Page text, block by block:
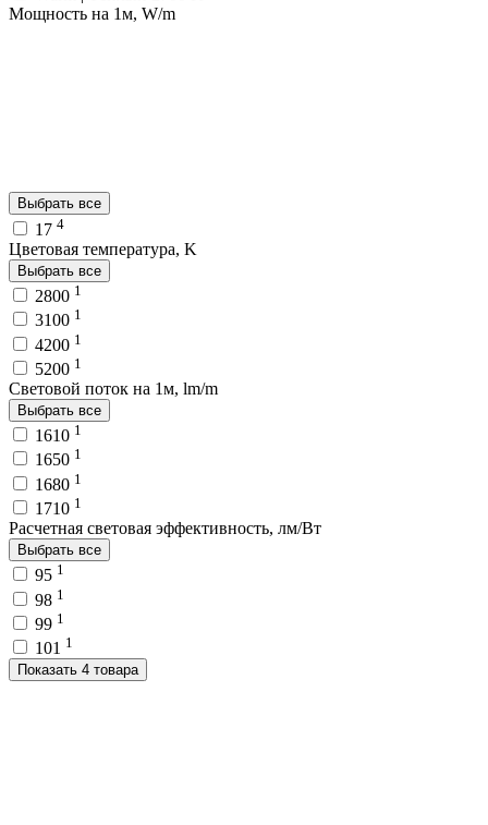
Мощность на 1м, W/m
Выбрать все
17 4
Цветовая температура, K
Выбрать все
2800 1
3100 1
4200 1
5200 1
Световой поток на 1м, lm/m
Выбрать все
1610 1
1650 1
1680 1
1710 1
Расчетная световая эффективность, лм/Вт
Выбрать все
95 1
98 1
99 1
101 1
Показать 4 товара